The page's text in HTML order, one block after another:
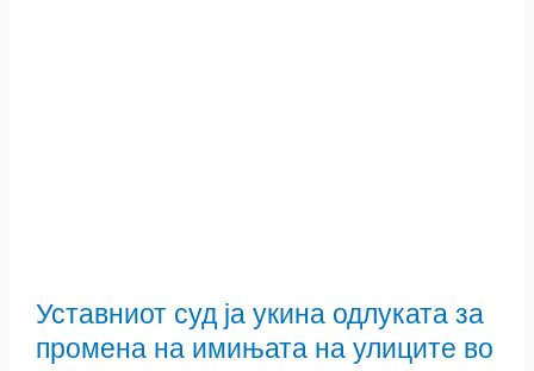
Уставниот суд ја укина одлуката за
промена на имињата на улиците во